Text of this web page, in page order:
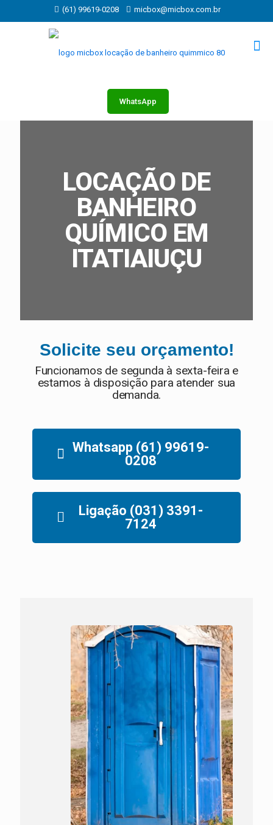
(61) 99619-0208 micbox@micbox.com.br
WhatsApp
LOCAÇÃO DE
BANHEIRO
QUÍMICO EM
ITATIAIUÇU
Solicite seu orçamento!
Funcionamos de segunda à sexta-feira e
estamos à disposição para atender sua
demanda.
Whatsapp (61) 99619-
0208
Ligação (031) 3391-
7124